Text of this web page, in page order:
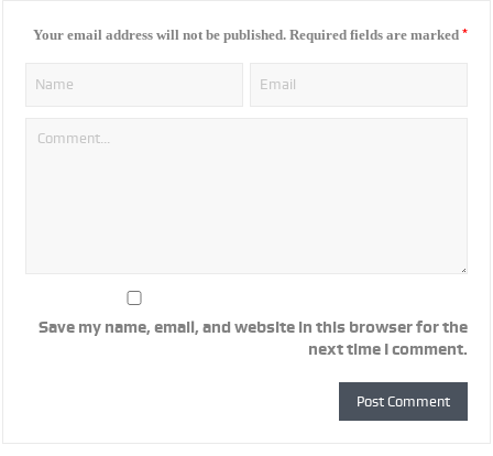
Your email address will not be published. Required fields are marked *
Save my name, email, and website in this browser for the
next time I comment.